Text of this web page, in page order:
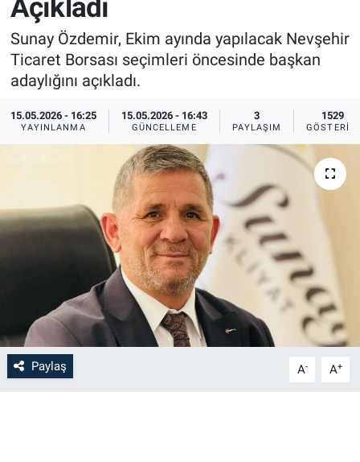
Açıkladı
Sunay Özdemir, Ekim ayında yapılacak Nevşehir
Ticaret Borsası seçimleri öncesinde başkan
adaylığını açıkladı.
15.05.2026 - 16:25
YAYINLANMA
15.05.2026 - 16:43
GÜNCELLEME
3
PAYLAŞIM
1529
GÖSTERIM
Paylaş A- A+
Sağlık
Yerel
Genel
İlan - Duyuru- Mesaj
Türkiye Gündemi
Sizden Gelenler
Eğitim
3.Sayfa
Medya
İlan - Duyuru- Mesaj
Türkiye Gündemi
Sizden Gelenler